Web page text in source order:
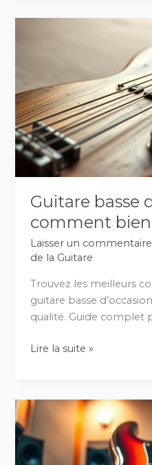
Guitare basse
comment
Laisser un commentaire
de la Guitare
Trouvez les meilleurs
guitare basse
qualité. Guide complet
comment
bien
acheter
?
Lire la suite »
Tout
sur
la